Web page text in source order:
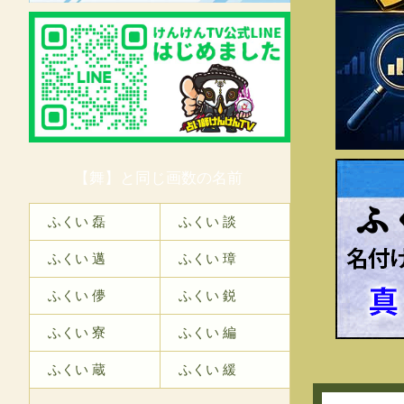
【舞】と同じ画数の名前
ふくい 磊 ふくい 談
ふくい 邁 ふくい 璋
ふくい 儚 ふくい 鋭
ふくい 寮 ふくい 編
ふくい 蔵 ふくい 緩
ふ